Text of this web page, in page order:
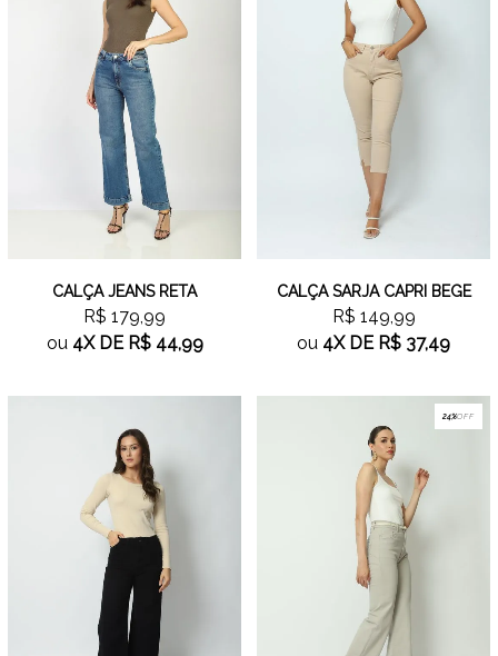
CALÇA JEANS RETA
R$ 179,99
ou 4XDE R$ 44,99
CALÇA SARJA CAPRI BEGE
R$ 149,99
ou 4XDE R$ 37,49
24%OFF